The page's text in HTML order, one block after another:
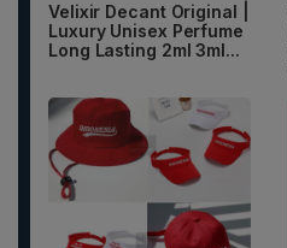
Velixir Decant Original |
Luxury Unisex Perfume
Long Lasting 2ml 3ml...